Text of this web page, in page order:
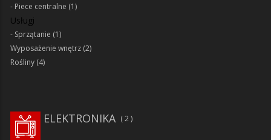
Piece centralne (1)
Usługi
Sprzątanie (1)
Wyposażenie wnętrz (2)
Rośliny (4)
2
ELEKTRONIKA